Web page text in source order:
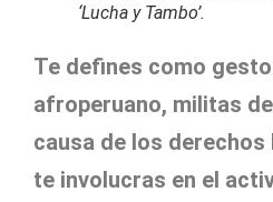
‘Lucha y Tambo’.
Te defines como
afroperuano, militas
causa de los derechos
te involucras en el